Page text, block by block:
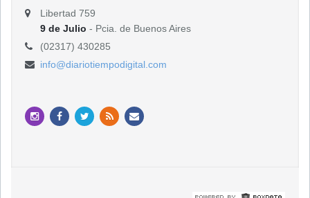
Libertad 759
9 de Julio - Pcia. de Buenos Aires
(02317) 430285
info@diariotiempodigital.com